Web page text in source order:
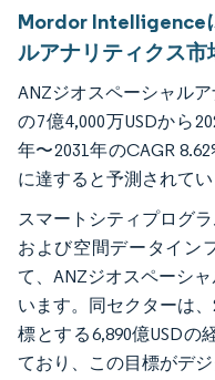
Mordor Intelligence
ルアナリティクス市
ANZジオスペーシャル
の7億4,000万USDから
年〜2031年のCAGR
に達すると予測されてい
スマートシティプログ
および空間データイン
て、ANZジオスペーシ
います。同セクターは
標とする6,890億USD
ており、この目標がデ